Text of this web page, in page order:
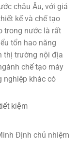
châu Âu, với giá
kế và chế tạo
trong nước là rất
tổn hao năng
thị trường nội địa
chế tạo máy
nghiệp khác có
kiệm
Định chủ nhiệm